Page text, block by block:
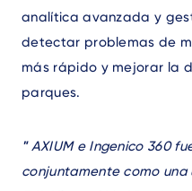
analítica avanzada y
detectar problemas de
más rápido y mejorar la
parques.
" AXIUM e Ingenico 360
conjuntamente como